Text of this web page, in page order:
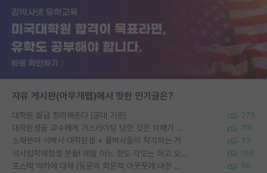
자유 게시판(아무개랩)에서 핫한 인기글은?
대학원 월급 정리해준다 (공대 기준) 275
대학원생들 교수에게 가스라이팅 당한 것은 이해가 갑니다. 안타깝네요. 119
소재분야 석박사 대학원생 + 물박사들이 착각하는 거 77
석사입학예정생 분들! 제발 어느 정도 각오는 하고 오세요. 156
포스텍 억까에 대해 (동문의 학문적 아웃풋에 대한 반박) 50